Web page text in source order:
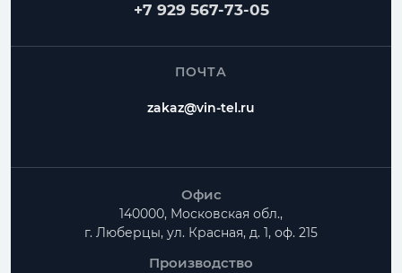
+7 929 567-73-05
ПОЧТА
zakaz@vin-tel.ru
Офис
140000, Московская обл.,
г. Люберцы, ул. Красная, д. 1, оф. 215
Производство